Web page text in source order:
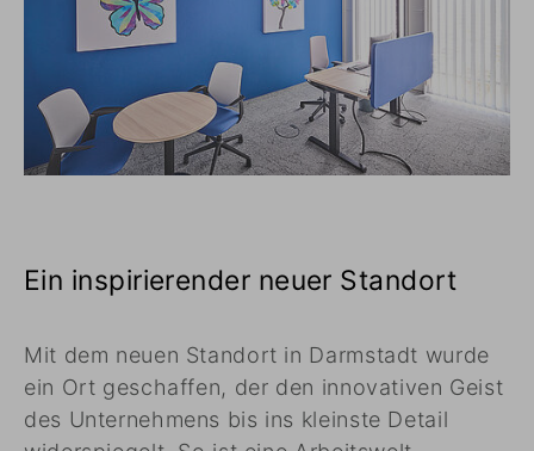
Ein inspirierender neuer Standort
Mit dem neuen Standort in Darmstadt wurde
ein Ort geschaffen, der den innovativen Geist
des Unternehmens bis ins kleinste Detail